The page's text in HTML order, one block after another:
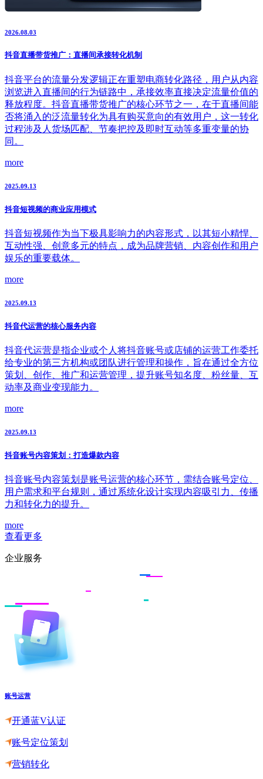
2026.08.03
抖音直播带货推广：直播间承接转化机制
抖音平台的流量分发逻辑正在重塑电商转化路径，用户从内容
浏览进入直播间的行为链路中，承接效率直接决定流量价值的
释放程度。抖音直播带货推广的核心环节之一，在于直播间能
否将涌入的泛流量转化为具有购买意向的有效用户，这一转化
过程涉及人货场匹配、节奏把控及即时互动等多重变量的协
同。
more
2025.09.13
抖音短视频的商业应用模式
抖音短视频作为当下极具影响力的内容形式，以其短小精悍、
互动性强、创意多元的特点，成为品牌营销、内容创作和用户
娱乐的重要载体。
more
2025.09.13
抖音代运营的核心服务内容
抖音代运营是指企业或个人将抖音账号或店铺的运营工作委托
给专业的第三方机构或团队进行管理和操作，旨在通过全方位
策划、创作、推广和运营管理，提升账号知名度、粉丝量、互
动率及商业变现能力。
more
2025.09.13
抖音账号内容策划：打造爆款内容
抖音账号内容策划是账号运营的核心环节，需结合账号定位、
用户需求和平台规则，通过系统化设计实现内容吸引力、传播
力和转化力的提升。
more
查看更多
企业服务
账号运营
开通蓝V认证
账号定位策划
营销转化